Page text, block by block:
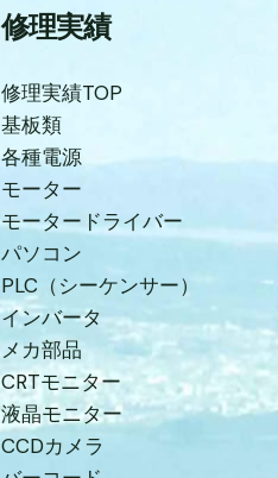
修理実績
修理実績TOP
基板類
各種電源
モーター
モータードライバー
パソコン
PLC（シーケンサー）
インバータ
メカ部品
CRTモニター
液晶モニター
CCDカメラ